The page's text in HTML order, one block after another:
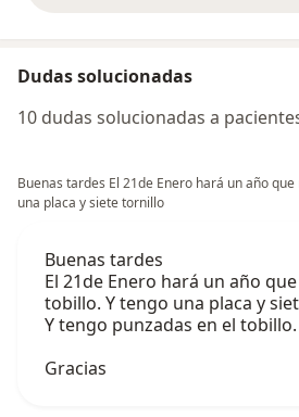
Dudas solucionadas
10 dudas solucionadas a
Buenas tardes El 21de Enero hará un año
una placa y siete tornillo
Buenas tardes
El 21de Enero hará un año
tobillo. Y tengo una placa y
Y tengo punzadas en el tobillo.
Gracias